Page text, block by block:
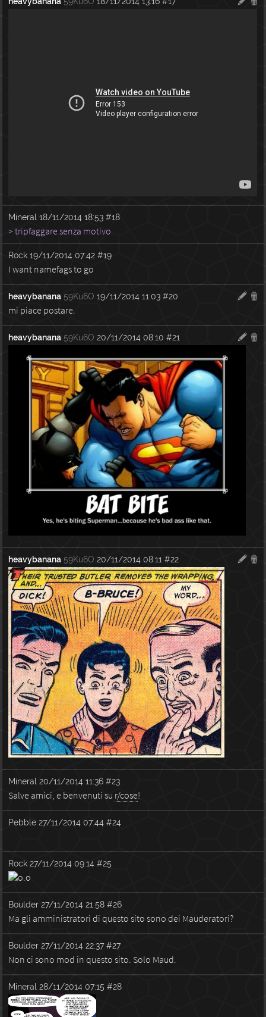
Mineral 18/11/2014 18:53 #18
> tripfaggare senza motivo
Rock 19/11/2014 07:42 #19
I want namefags to go
heavybanana 59Ku6O 19/11/2014 11:03 #20
mi piace postare.
heavybanana 59Ku6O 20/11/2014 08:10 #21
heavybanana 59Ku6O 20/11/2014 08:11 #22
Mineral 20/11/2014 11:36 #23
Salve amici, e benvenuti su r/cose!
Pebble 27/11/2014 07:44 #24
Rock 27/11/2014 09:14 #25
Boulder 27/11/2014 21:58 #26
Ma gli amministratori di questo sito sono dei Mauderatori?
Boulder 27/11/2014 22:37 #27
Non ci sono mod in questo sito. Solo Maud.
Mineral 28/11/2014 07:15 #28